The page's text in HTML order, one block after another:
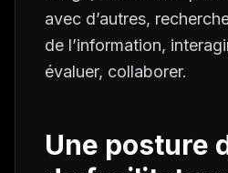
avec d’autres,
de l’information,
évaluer, collaborer.
Une posture